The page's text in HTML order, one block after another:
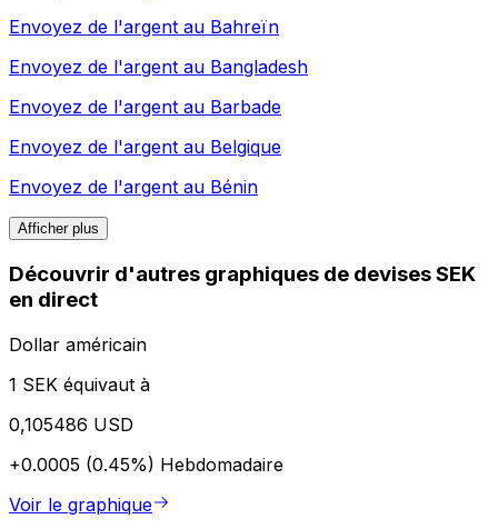
Envoyez de l'argent au Bahreïn
Envoyez de l'argent au Bangladesh
Envoyez de l'argent au Barbade
Envoyez de l'argent au Belgique
Envoyez de l'argent au Bénin
Afficher plus
Découvrir d'autres graphiques de devises SEK
en direct
Dollar américain
1 SEK équivaut à
0,105486 USD
+0.0005 (0.45%) Hebdomadaire
Voir le graphique